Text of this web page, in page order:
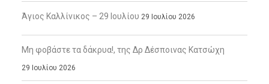
Άγιος Καλλίνικος – 29 Ιουλίου 29 Ιουλίου 2026
Μη φοβάστε τα δάκρυα!, της Δρ Δέσποινας Κατσώχη
29 Ιουλίου 2026